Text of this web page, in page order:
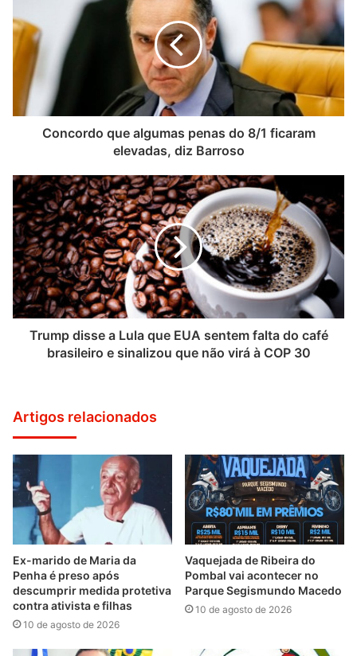
Concordo que algumas penas do 8/1 ficaram
elevadas, diz Barroso
Trump disse a Lula que EUA sentem falta do café
brasileiro e sinalizou que não virá à COP 30
Artigos relacionados
Ex-marido de Maria da
Penha é preso após
descumprir medida protetiva
contra ativista e filhas
10 de agosto de 2026
Vaquejada de Ribeira do
Pombal vai acontecer no
Parque Segismundo Macedo
10 de agosto de 2026